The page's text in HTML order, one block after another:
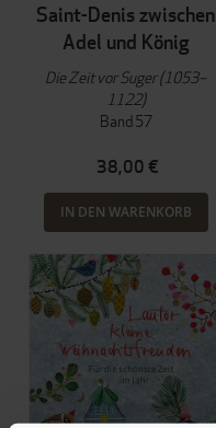
Saint-Denis zwischen
Adel und König
Die Zeit vor Suger (1053–
1122)
Band 57
38,00 €
IN DEN WARENKORB